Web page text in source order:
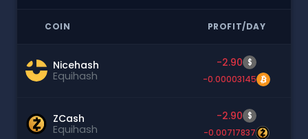
COIN PROFIT/DAY
Nicehash
Equihash
-2.90 $
-0.00003145
ZCash
Equihash
-2.90 $
-0.00717837